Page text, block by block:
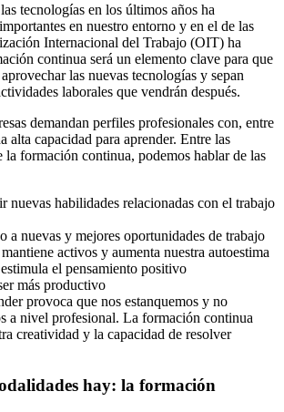
tecnologías en los últimos años ha
en nuestro entorno y en el de las
Internacional del Trabajo (OIT) ha
continua será un elemento clave para que
las nuevas tecnologías y sepan
laborales que vendrán después.
demandan perfiles profesionales con, entre
alta capacidad para aprender. Entre las
la formación continua, podemos hablar de las
nuevas habilidades relacionadas con el trabajo
a nuevas y mejores oportunidades de trabajo
activos y aumenta nuestra autoestima
el pensamiento positivo
más productivo
provoca que nos estanquemos y no
a nivel profesional. La formación continua
creatividad y la capacidad de resolver
hay: la formación